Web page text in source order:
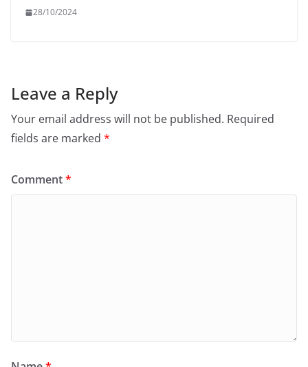
28/10/2024
Leave a Reply
Your email address will not be published. Required
fields are marked *
Comment*